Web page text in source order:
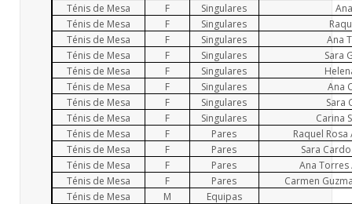
Ténis de Mesa
F Singulares
Ténis de Mesa
F Singulares
Ténis de Mesa
F Singulares
Ana
Ténis de Mesa
F Singulares
Sara
Ténis de Mesa
F Singulares
Ténis de Mesa
F Singulares
Ana
Ténis de Mesa
F Singulares
Sara
Ténis de Mesa
F Singulares
Carina
Ténis de Mesa
F Pares
Raquel Rosa
Ténis de Mesa
F Pares
Sara
Ténis de Mesa
F Pares
Ana Torres
Ténis de Mesa
F Pares
Carmen
Ténis de Mesa
M
Equipas